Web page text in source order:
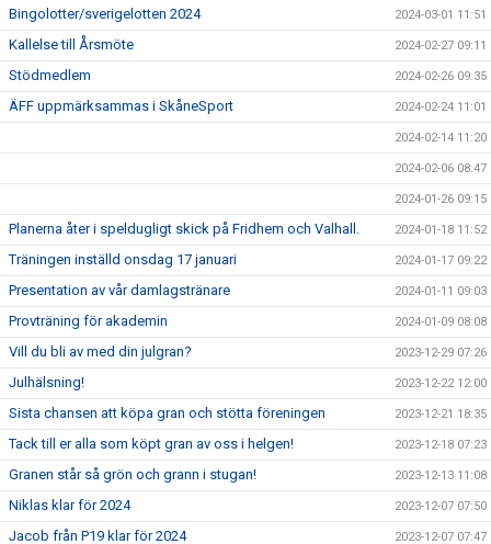
Bingolotter/sverigelotten 2024 2024-03-01 11:51
Kallelse till Årsmöte 2024-02-27 09:11
Stödmedlem 2024-02-26 09:35
ÄFF uppmärksammas i SkåneSport 2024-02-24 11:01
2024-02-14 11:20
2024-02-06 08:47
2024-01-26 09:15
Planerna åter i speldugligt skick på Fridhem och Valhall. 2024-01-18 11:52
Träningen inställd onsdag 17 januari 2024-01-17 09:22
Presentation av vår damlagstränare 2024-01-11 09:03
Provträning för akademin 2024-01-09 08:08
Vill du bli av med din julgran? 2023-12-29 07:26
Julhälsning! 2023-12-22 12:00
Sista chansen att köpa gran och stötta föreningen 2023-12-21 18:35
Tack till er alla som köpt gran av oss i helgen! 2023-12-18 07:23
Granen står så grön och grann i stugan! 2023-12-13 11:08
Niklas klar för 2024 2023-12-07 07:50
Jacob från P19 klar för 2024 2023-12-07 07:47